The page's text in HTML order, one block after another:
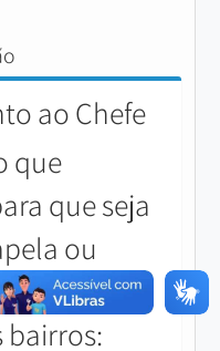
ao Chefe
que
que seja
ou
para o
bairros: